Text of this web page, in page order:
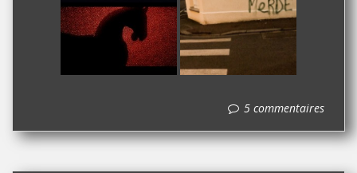
5 commentaires